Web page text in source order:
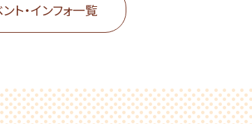
ト・インフォ一覧